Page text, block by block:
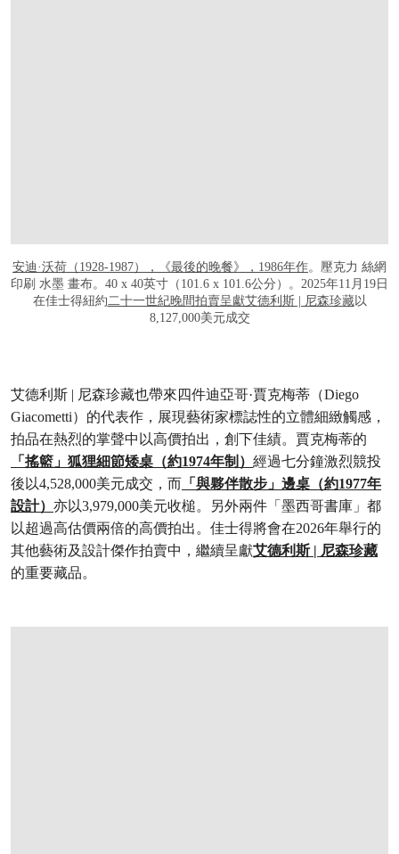
安迪·沃荷（1928-1987），《最後的晚餐》，1986年作。壓克力 絲網
印刷 水墨 畫布。40 x 40英寸（101.6 x 101.6公分）。2025年11月19日
在佳士得紐約 二十一世紀晚間拍賣呈獻艾德利斯 | 尼森珍藏以
8,127,000美元成交
艾德利斯 | 尼森珍藏也帶來四件迪亞哥·賈克梅蒂（Diego
Giacometti）的代表作，展現藝術家標誌性的立體細緻觸感，
拍品在熱烈的掌聲中以高價拍出，創下佳績。賈克梅蒂的
「搖籃」狐狸細節矮桌（約1974年制） 經過七分鐘激烈競投
後以4,528,000美元成交，而 「與夥伴散步」邊桌（約1977年
設計） 亦以3,979,000美元收槌。另外兩件「墨西哥書庫」都
以超過高估價兩倍的高價拍出。佳士得將會在2026年舉行的
其他藝術及設計傑作拍賣中，繼續呈獻艾德利斯 | 尼森珍藏
的重要藏品。